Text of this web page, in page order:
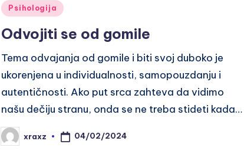
Posted
Psihologija
Odvojiti se od gomile
Tema odvajanja od gomile i biti svoj duboko je
ukorenjena u individualnosti, samopouzdanju i
autentičnosti. Ako put srca zahteva da vidimo
našu dečiju stranu, onda se ne treba stideti kada…
Posted
by
xraxz 04/02/2024